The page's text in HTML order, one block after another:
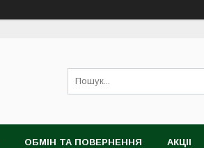
ОБМІН ТА ПОВЕРНЕННЯ АКЦІІ